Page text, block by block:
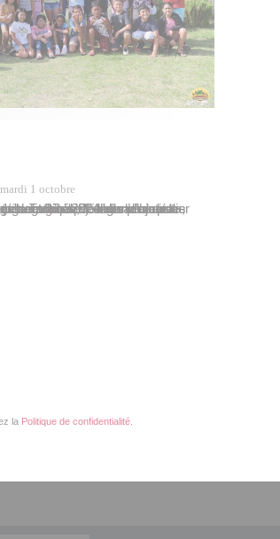
mardi 1 octobre
la Politique de confidentialité